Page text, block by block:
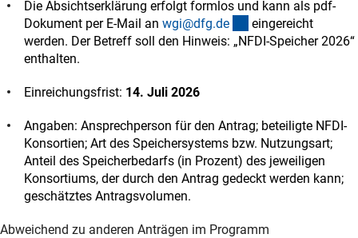
Die Absichtserklärung erfolgt formlos und kann als pdf-
Dokument per E-Mail an wgi@dfg.de (externer Link)
eingereicht
werden. Der Betreff soll den Hinweis: „NFDI-Speicher 2026“
enthalten.
Einreichungsfrist: 14. Juli 2026
Angaben: Ansprechperson für den Antrag; beteiligte NFDI-
Konsortien; Art des Speichersystems bzw. Nutzungsart;
Anteil des Speicherbedarfs (in Prozent) des jeweiligen
Konsortiums, der durch den Antrag gedeckt werden kann;
geschätztes Antragsvolumen.
Abweichend zu anderen Anträgen im Programm